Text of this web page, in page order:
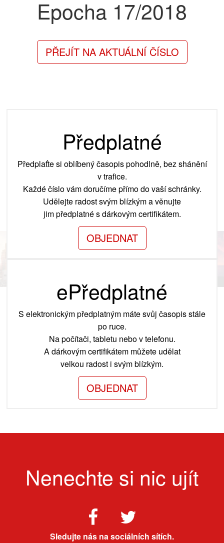
Epocha 17/2018
PŘEJÍT NA AKTUÁLNÍ ČÍSLO
Předplatné
Předplaťte si oblíbený časopis pohodlně, bez shánění
v trafice.
Každé číslo vám doručíme přímo do vaší schránky.
Udělejte radost svým blízkým a věnujte
jim předplatné s dárkovým certifikátem.
OBJEDNAT
ePředplatné
S elektronickým předplatným máte svůj časopis stále
po ruce.
Na počítači, tabletu nebo v telefonu.
A dárkovým certifikátem můžete udělat
velkou radost i svým blízkým.
OBJEDNAT
Nenechte si nic ujít
Sledujte nás na sociálních sítích.